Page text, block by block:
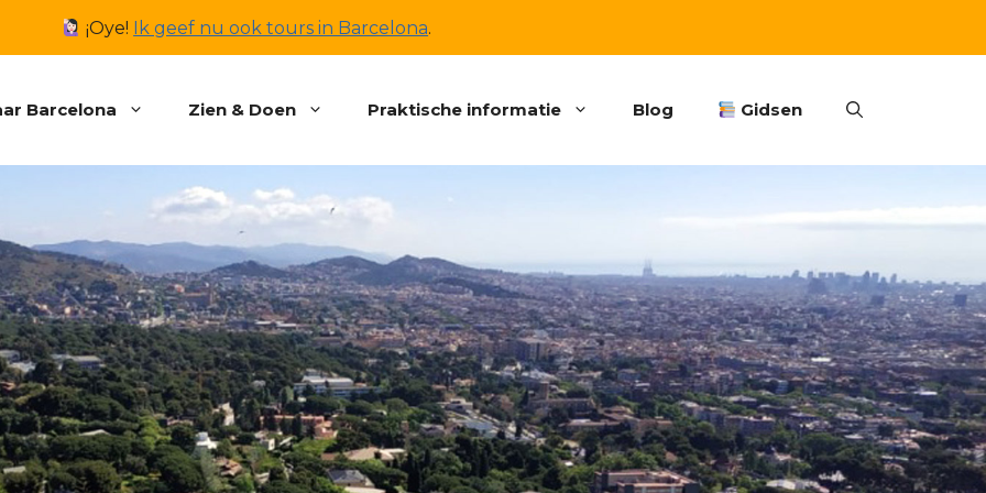
¡Oye! Ik geef nu ook tours in Barcelona.
Barcelona Zien & Doen Praktische informatie Blog Gidsen